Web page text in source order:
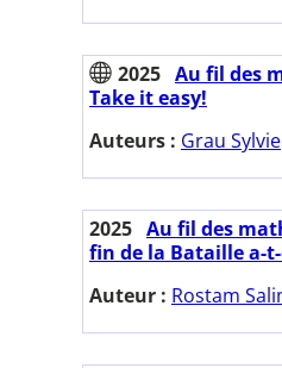
2025 Au fil des
Take it easy!
Auteurs : Grau Sylvie
2025 Au fil des
fin de la Bataille a-
Auteur : Rostam